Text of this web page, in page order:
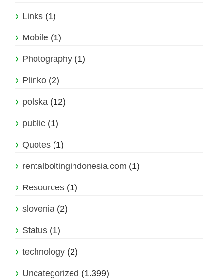
Links (1)
Mobile (1)
Photography (1)
Plinko (2)
polska (12)
public (1)
Quotes (1)
rentalboltingindonesia.com (1)
Resources (1)
slovenia (2)
Status (1)
technology (2)
Uncategorized (1.399)